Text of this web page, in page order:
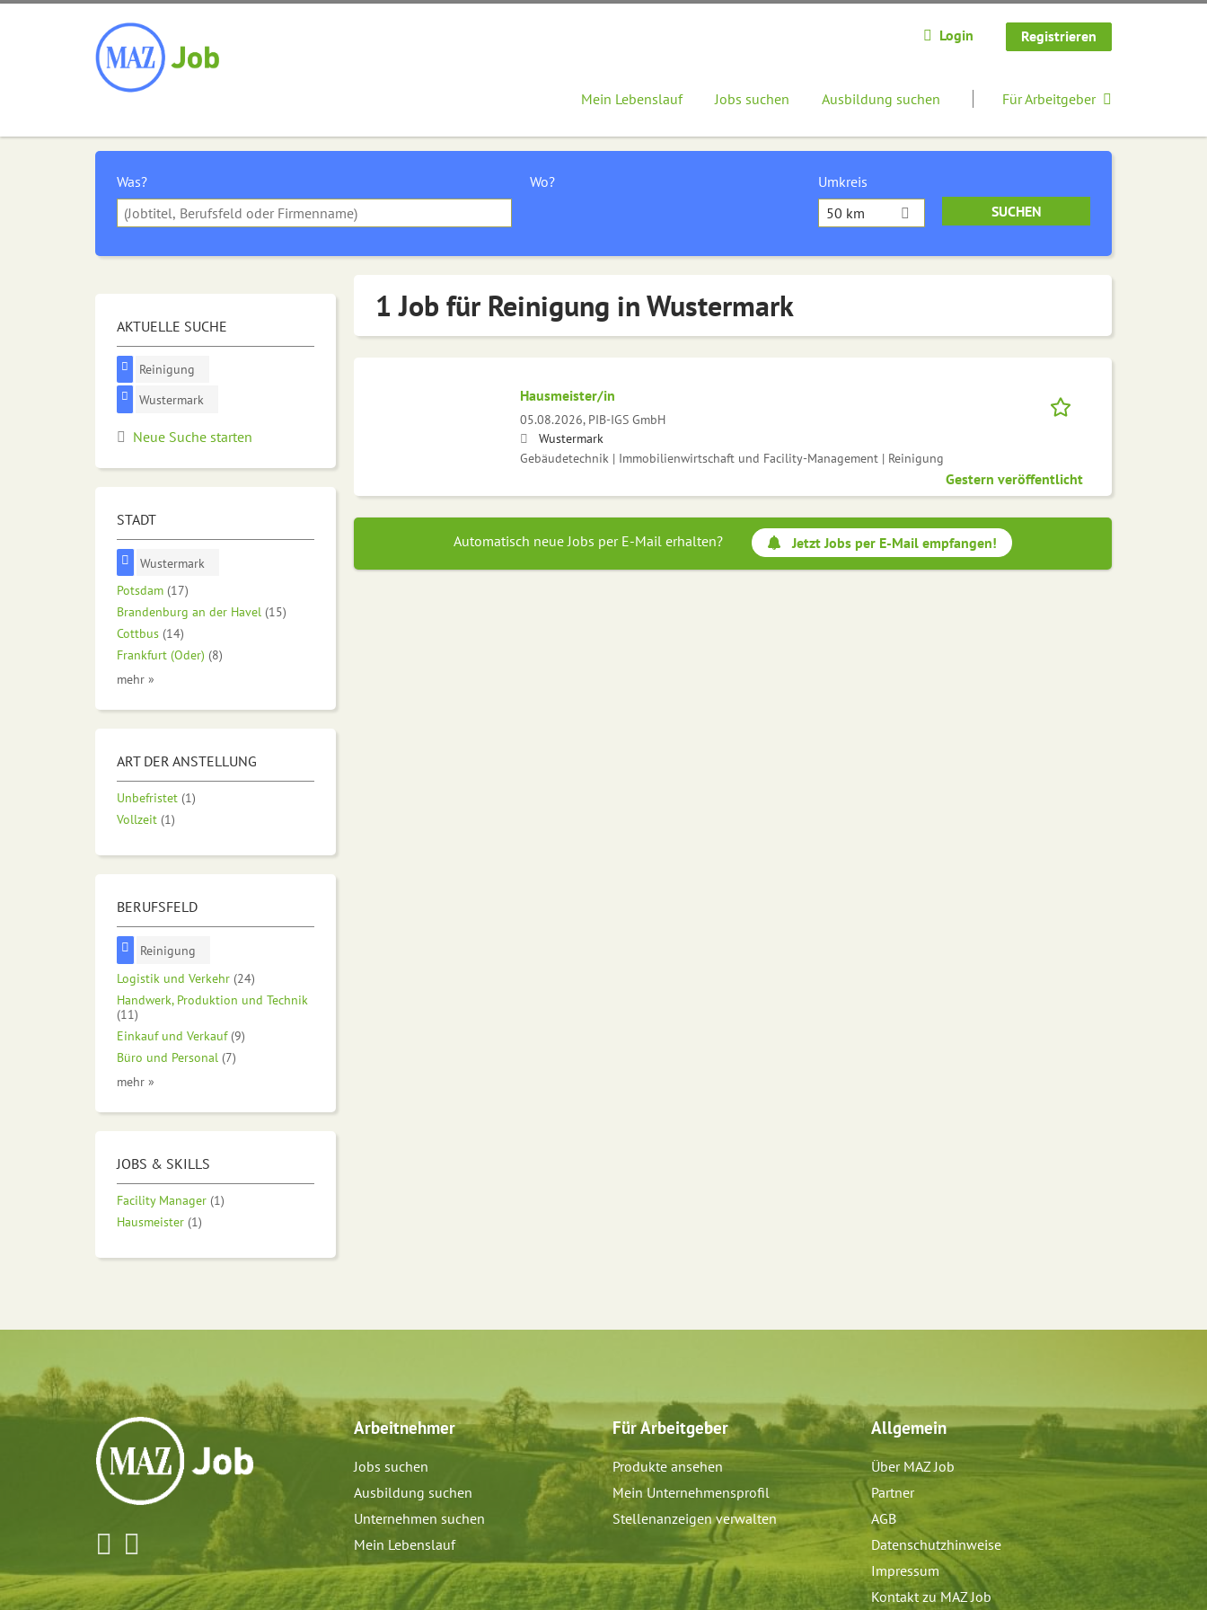
Login Registrieren
Mein Lebenslauf Jobs suchen Ausbildung suchen Für Arbeitgeber
Was? Wo?
Umkreis
50 km
1 Job für Reinigung in Wustermark
Hausmeister/in
05.08.2026, PIB-IGS GmbH
Wustermark
Gebäudetechnik | Immobilienwirtschaft und Facility-Management | Reinigung
Gestern veröffentlicht
Automatisch neue Jobs per E-Mail erhalten? Jetzt Jobs per E-Mail empfangen!
AKTUELLE SUCHE
Reinigung
Wustermark
Neue Suche starten
STADT
Wustermark
Potsdam (17)
Brandenburg an der Havel (15)
Cottbus (14)
Frankfurt (Oder) (8)
mehr »
ART DER ANSTELLUNG
Unbefristet (1)
Vollzeit (1)
BERUFSFELD
Reinigung
Logistik und Verkehr (24)
Handwerk, Produktion und Technik
(11)
Einkauf und Verkauf (9)
Büro und Personal (7)
mehr »
JOBS & SKILLS
Facility Manager (1)
Hausmeister (1)
Arbeitnehmer
Jobs suchen
Ausbildung suchen
Unternehmen suchen
Mein Lebenslauf
Für Arbeitgeber
Produkte ansehen
Mein Unternehmensprofil
Stellenanzeigen verwalten
Allgemein
Über MAZ Job
Partner
AGB
Datenschutzhinweise
Impressum
Kontakt zu MAZ Job